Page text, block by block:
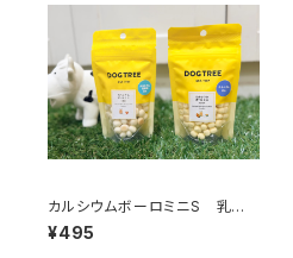
カルシウムボーロミニS 乳酸
菌 4622001913
¥495